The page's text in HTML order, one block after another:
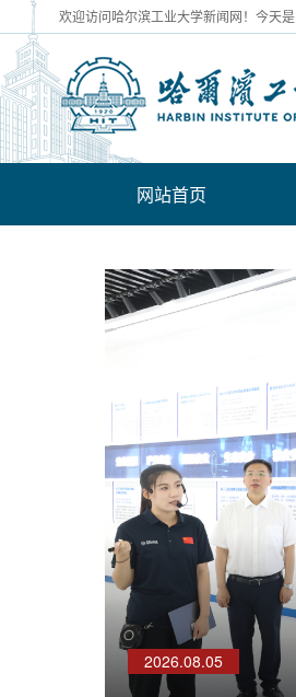
欢迎访问哈尔滨工业大学新闻网！今天是
网站首页
2026.08.05